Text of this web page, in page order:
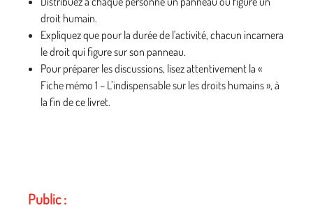
droit humain.
Expliquez que pour la durée de l'activité, chacun incarnera
le droit qui figure sur son panneau.
Pour préparer les discussions, lisez attentivement la «
Fiche mémo 1 – L’indispensable sur les droits humains », à
la fin de ce livret.
Public :